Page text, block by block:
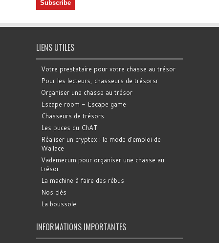
LIENS UTILES
Votre prestataire pour votre chasse au trésor
Pour les lecteurs, chasseurs de trésorsr
Organiser une chasse au trésor
Escape room - Escape game
Chasseurs de trésors
Les puces du ChAT
Réaliser un cryptex : le mode d'emploi de
Wallace
Vademecum pour organiser une chasse au
trésor
La machine à faire des rébus
Nos clés
La boussole
INFORMATIONS IMPORTANTES